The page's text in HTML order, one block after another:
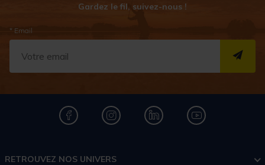
Gardez le fil, suivez-nous !
* Email
RETROUVEZ NOS UNIVERS